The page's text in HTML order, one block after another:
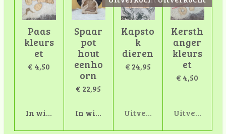
Paas
kleurs
et
€ 4,50
In winkelwagen
Spaar
pot
hout
eenho
orn
€ 22,95
In winkelwagen
Kapsto
k
dieren
€ 24,95
Uitverkocht
Kersth
anger
kleurs
et
€ 4,50
Uitverkocht